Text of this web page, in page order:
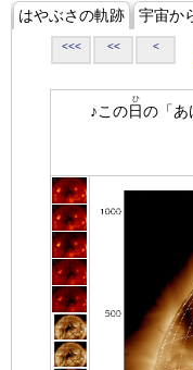
はやぶさの軌跡 宇宙か
<<< << <
♪この日
ひ
の「あ